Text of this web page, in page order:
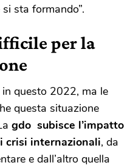
sta formando”.
per la
questo 2022, ma le
questa situazione
gdo subisce l’impatto
crisi internazionali, da
e dall’altro quella